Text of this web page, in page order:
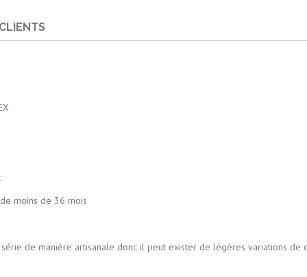
de 36 mois
de manière artisanale donc il peut exister de légères variations de